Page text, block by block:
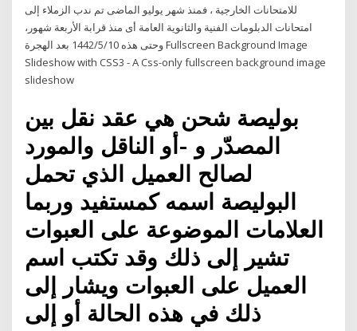
للامتحانات الخارجية ، فمنذ شهر يوليو الماضى تم ندب الزملاء إلى
امتحانات الدبلومات الفنية والثانوية العامة أى منذ قرابة الأربعة شهور،
وحتى هذه 10‏‏/5‏‏/1442 بعد الهجرة Fullscreen Background Image
Slideshow with CSS3 - A Css-only fullscreen background image
slideshow
بوليصة شحن هي عقد نقل بين
المصدّر و -أو الناقل والمورد
لصالح العميل الذي تحمل
البوليصة اسمه كمستفيد وربما
العلامات الموضوعة على العبوات
تشير إلى ذلك وقد تكتب اسم
العميل على العبوات ويشار إلى
ذلك في هذه الحالة أو إلى